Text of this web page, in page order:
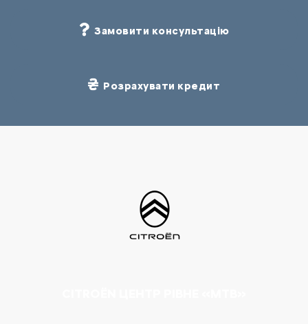
Замовити консультацію
Розрахувати кредит